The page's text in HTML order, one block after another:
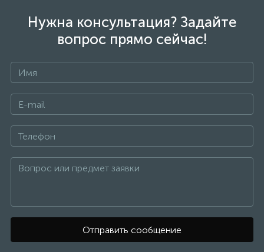
Нужна консультация? Задайте
вопрос прямо сейчас!
Отправить сообщение